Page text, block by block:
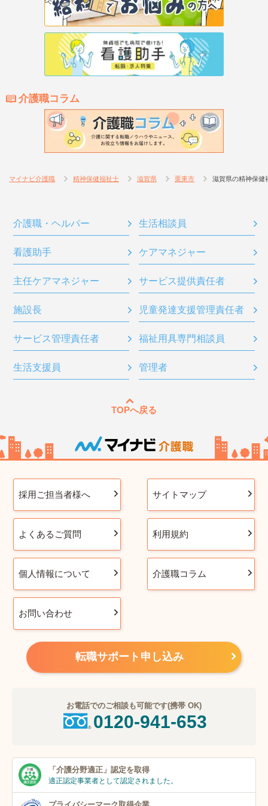
介護職コラム
マイナビ介護職 精神保健福祉士 滋賀県 栗東市 滋賀県の精神保健
介護職・ヘルパー 生活相談員
看護助手 ケアマネジャー
主任ケアマネジャー サービス提供責任者
施設長 児童発達支援管理責任者
サービス管理責任者 福祉用具専門相談員
生活支援員 管理者
TOPへ戻る
採用ご担当者様へ サイトマップ
よくあるご質問 利用規約
個人情報について 介護職コラム
お問い合わせ
転職サポート申し込み
お電話でのご相談も可能です(携帯 OK)
0120-941-653
「介護分野適正」 認定を取得
適正認定事業者として認定されました。